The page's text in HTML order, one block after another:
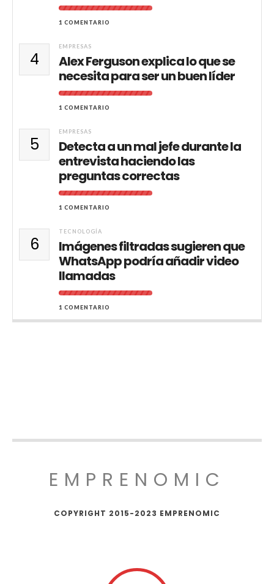
1 COMENTARIO
4
EMPRESAS
Alex Ferguson explica lo que se
necesita para ser un buen líder
1 COMENTARIO
5
EMPRESAS
Detecta a un mal jefe durante la
entrevista haciendo las
preguntas correctas
1 COMENTARIO
6
TECNOLOGÍA
Imágenes filtradas sugieren que
WhatsApp podría añadir video
llamadas
1 COMENTARIO
EMPRENOMIC
COPYRIGHT 2015-2023 EMPRENOMIC